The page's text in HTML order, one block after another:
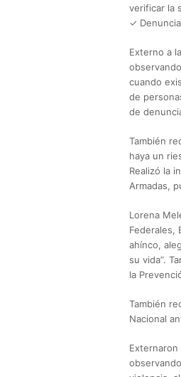
verificar la
✓
Externo a
cuando
de
de
También
haya un
Realizó la
Armadas,
Lorena
Federales,
ahínco,
su vida”.
la
También
Nacional